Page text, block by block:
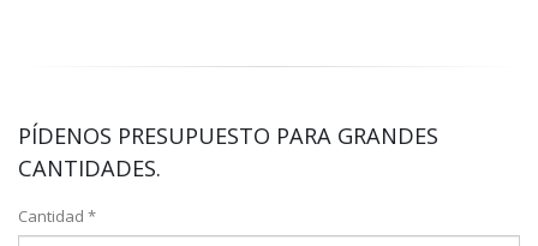
PÍDENOS PRESUPUESTO PARA GRANDES
CANTIDADES.
Cantidad *